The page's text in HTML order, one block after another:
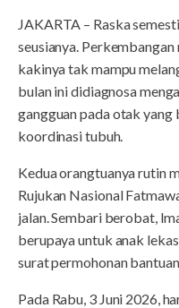
JAKARTA – Raska
seusianya.
kakinya tak mampu
bulan ini didiagnosa
gangguan pada otak
koordinasi tubuh.
Kedua orangtuanya rutin
Rujukan Nasional
jalan. Sembari berobat,
berupaya untuk anak
surat permohonan
Pada Rabu, 3 Juni 2026,